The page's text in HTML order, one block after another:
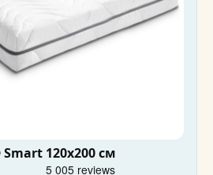
120x200 см